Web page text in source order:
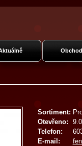
Sortiment:
Otevřeno:
Telefon:
E-mail: